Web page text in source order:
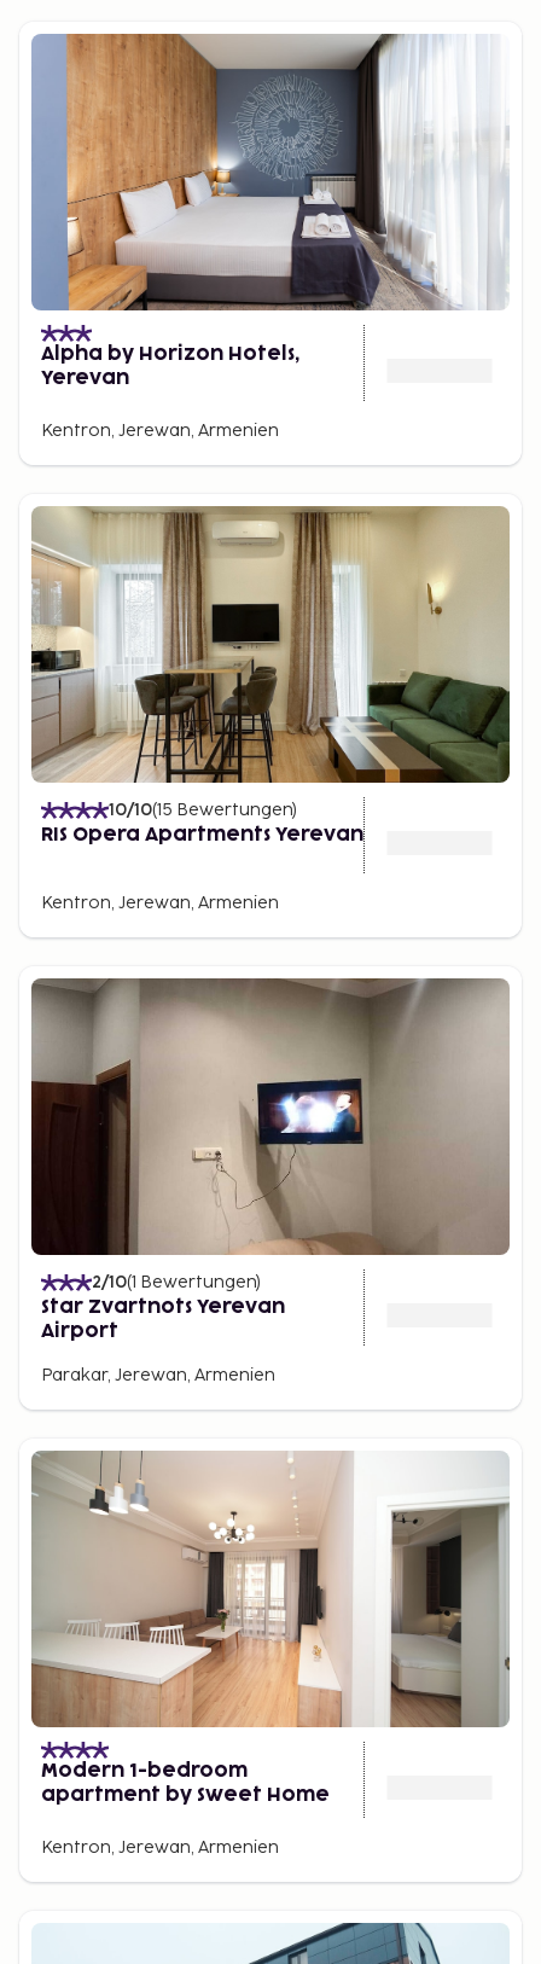
Alpha by Horizon Hotels,
Yerevan
Kentron, Jerewan, Armenien
10/10(15 Bewertungen)
RIS Opera Apartments Yerevan
Kentron, Jerewan, Armenien
2/10(1 Bewertungen)
Star Zvartnots Yerevan
Airport
Parakar, Jerewan, Armenien
Modern 1-bedroom
apartment by Sweet Home
Kentron, Jerewan, Armenien